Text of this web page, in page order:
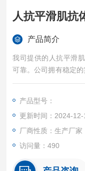
人抗平滑肌抗
产品简介
我司提供的人抗平滑
可靠。公司拥有稳定
结果，是您值得信赖
产品型号：
更新时间：2024-12-
厂商性质：生产厂家
访问量：490